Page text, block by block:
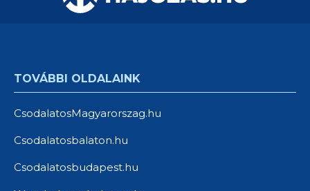
TOVÁBBI OLDALAINK
CsodalatosMagyarorszag.hu
Csodalatosbalaton.hu
Csodalatosbudapest.hu